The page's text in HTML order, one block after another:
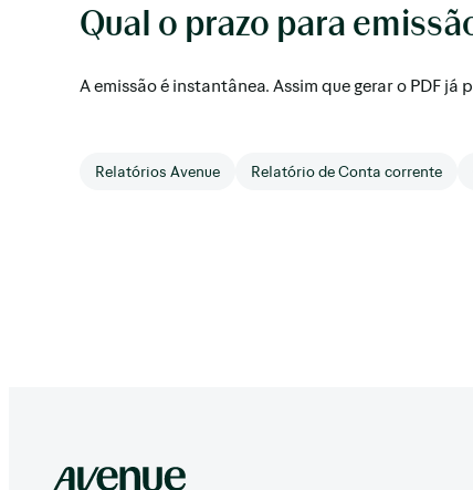
Qual o prazo para
A emissão é instantânea. Assim que gerar o PDF
Relatórios Avenue Relatório de Conta corrente